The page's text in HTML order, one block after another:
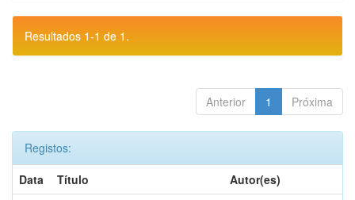
Resultados 1-1 de 1.
Anterior 1 Próxima
Registos:
Data
Título
Autor(es)